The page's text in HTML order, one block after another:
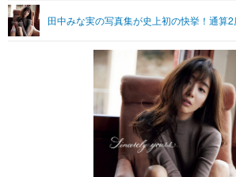
ショッピング
田中みな実の写真集が史上初の快挙！通算